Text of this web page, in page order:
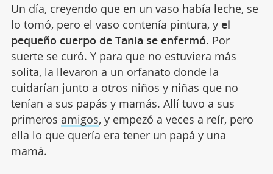
Un día, creyendo que en un vaso había leche, se
lo tomó, pero el vaso contenía pintura, y el
pequeño cuerpo de Tania se enfermó. Por
suerte se curó. Y para que no estuviera más
solita, la llevaron a un orfanato donde la
cuidarían junto a otros niños y niñas que no
tenían a sus papás y mamás. Allí tuvo a sus
primeros amigos, y empezó a veces a reír, pero
ella lo que quería era tener un papá y una
mamá.